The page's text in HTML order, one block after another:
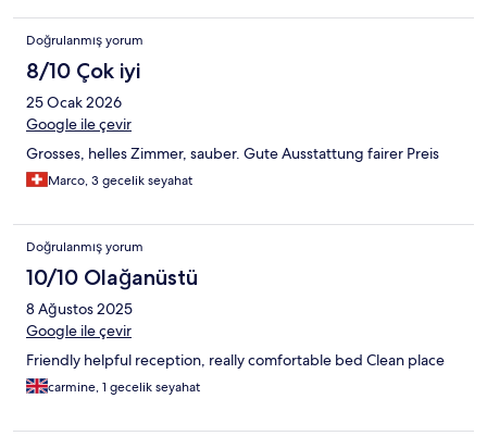
Doğrulanmış yorum
8/10 Çok iyi
25 Ocak 2026
Google ile çevir
Grosses, helles Zimmer, sauber. Gute Ausstattung fairer Preis
Marco, 3 gecelik seyahat
Doğrulanmış yorum
10/10 Olağanüstü
8 Ağustos 2025
Google ile çevir
Friendly helpful reception, really comfortable bed Clean place
carmine, 1 gecelik seyahat